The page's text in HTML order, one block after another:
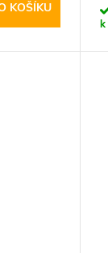
KOŠÍKU
k